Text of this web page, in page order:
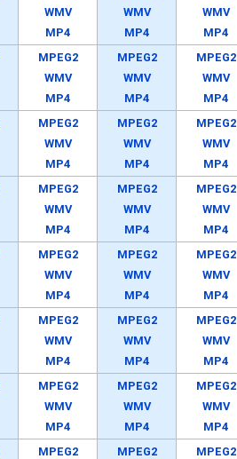
WMV
MP4
WMV
MP4
WMV
MP4
MPEG2
WMV
MP4
MPEG2
WMV
MP4
MPEG2
WMV
MP4
MPEG2
WMV
MP4
MPEG2
WMV
MP4
MPEG2
WMV
MP4
MPEG2
WMV
MP4
MPEG2
WMV
MP4
MPEG2
WMV
MP4
MPEG2
WMV
MP4
MPEG2
WMV
MP4
MPEG2
WMV
MP4
MPEG2
WMV
MP4
MPEG2
WMV
MP4
MPEG2
WMV
MP4
MPEG2
WMV
MP4
MPEG2
WMV
MP4
MPEG2
WMV
MP4
MPEG2 MPEG2 MPEG2